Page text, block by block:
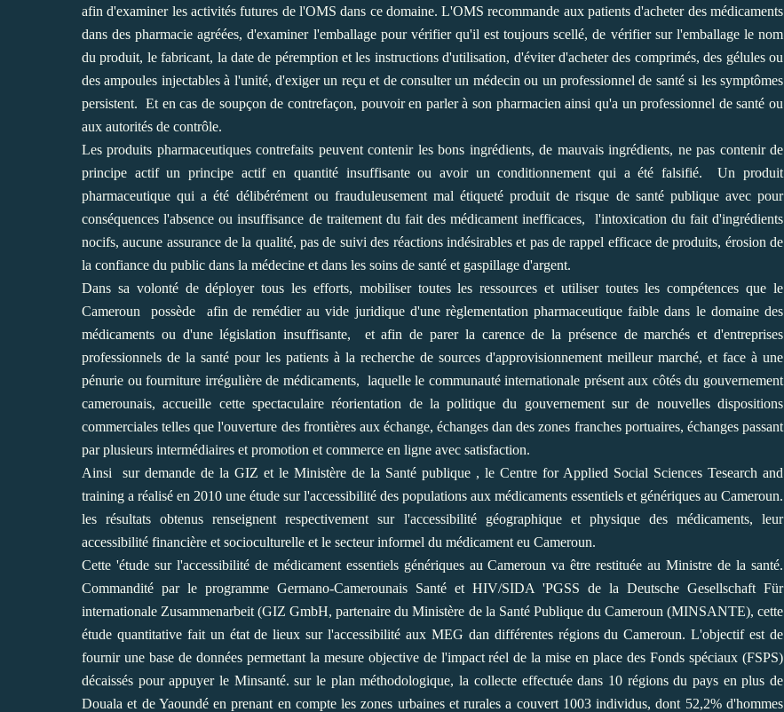
afin d'examiner les activités futures de l'OMS dans ce domaine. L'OMS recommande aux patients d'acheter des médicaments
dans des pharmacie agréées, d'examiner l'emballage pour vérifier qu'il est toujours scellé, de vérifier sur l'emballage le nom
du produit, le fabricant, la date de péremption et les instructions d'utilisation, d'éviter d'acheter des comprimés, des gélules ou
des ampoules injectables à l'unité, d'exiger un reçu et de consulter un médecin ou un professionnel de santé si les symptômes
persistent. Et en cas de soupçon de contrefaçon, pouvoir en parler à son pharmacien ainsi qu'a un professionnel de santé ou
aux autorités de contrôle.
Les produits pharmaceutiques contrefaits peuvent contenir les bons ingrédients, de mauvais ingrédients, ne pas contenir de
principe actif un principe actif en quantité insuffisante ou avoir un conditionnement qui a été falsifié. Un produit
pharmaceutique qui a été délibérément ou frauduleusement mal étiqueté produit de risque de santé publique avec pour
conséquences l'absence ou insuffisance de traitement du fait des médicament inefficaces, l'intoxication du fait d'ingrédients
nocifs, aucune assurance de la qualité, pas de suivi des réactions indésirables et pas de rappel efficace de produits, érosion de
la confiance du public dans la médecine et dans les soins de santé et gaspillage d'argent.
Dans sa volonté de déployer tous les efforts, mobiliser toutes les ressources et utiliser toutes les compétences que le
Cameroun possède afin de remédier au vide juridique d'une règlementation pharmaceutique faible dans le domaine des
médicaments ou d'une législation insuffisante, et afin de parer la carence de la présence de marchés et d'entreprises
professionnels de la santé pour les patients à la recherche de sources d'approvisionnement meilleur marché, et face à une
pénurie ou fourniture irrégulière de médicaments, laquelle le communauté internationale présent aux côtés du gouvernement
camerounais, accueille cette spectaculaire réorientation de la politique du gouvernement sur de nouvelles dispositions
commerciales telles que l'ouverture des frontières aux échange, échanges dan des zones franches portuaires, échanges passant
par plusieurs intermédiaires et promotion et commerce en ligne avec satisfaction.
Ainsi sur demande de la GIZ et le Ministère de la Santé publique , le Centre for Applied Social Sciences Tesearch and
training a réalisé en 2010 une étude sur l'accessibilité des populations aux médicaments essentiels et génériques au Cameroun.
les résultats obtenus renseignent respectivement sur l'accessibilité géographique et physique des médicaments, leur
accessibilité financière et socioculturelle et le secteur informel du médicament eu Cameroun.
Cette 'étude sur l'accessibilité de médicament essentiels génériques au Cameroun va être restituée au Ministre de la santé.
Commandité par le programme Germano-Camerounais Santé et HIV/SIDA 'PGSS de la Deutsche Gesellschaft Für
internationale Zusammenarbeit (GIZ GmbH, partenaire du Ministère de la Santé Publique du Cameroun (MINSANTE), cette
étude quantitative fait un état de lieux sur l'accessibilité aux MEG dan différentes régions du Cameroun. L'objectif est de
fournir une base de données permettant la mesure objective de l'impact réel de la mise en place des Fonds spéciaux (FSPS)
décaissés pour appuyer le Minsanté. sur le plan méthodologique, la collecte effectuée dans 10 régions du pays en plus de
Douala et de Yaoundé en prenant en compte les zones urbaines et rurales a couvert 1003 individus, dont 52,2% d'hommes